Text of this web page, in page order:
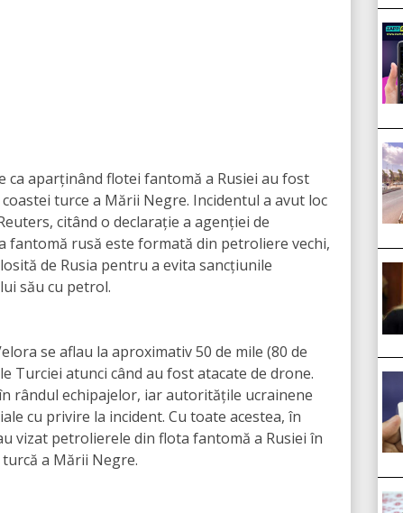
ca aparținând flotei fantomă a Rusiei au fost
turce a Mării Negre. Incidentul a avut loc
citând o declarație a agenției de
fantomă rusă este formată din petroliere vechi,
de Rusia pentru a evita sancțiunile
său cu petrol.
se aflau la aproximativ 50 de mile (80 de
Turciei atunci când au fost atacate de drone.
rândul echipajelor, iar autoritățile ucrainene
cu privire la incident. Cu toate acestea, în
vizat petrolierele din flota fantomă a Rusiei în
a Mării Negre.